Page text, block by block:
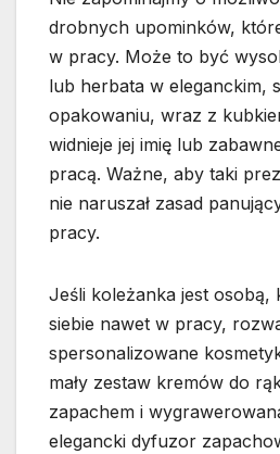
drobnych upominków,
w pracy. Może to być
lub herbata w eleganckim,
opakowaniu, wraz z
widnieje jej imię lub
pracą. Ważne, aby taki
nie naruszał zasad
pracy.
Jeśli koleżanka jest osobą,
siebie nawet w pracy,
spersonalizowane
mały zestaw kremów do
zapachem i
elegancki dyfuzor